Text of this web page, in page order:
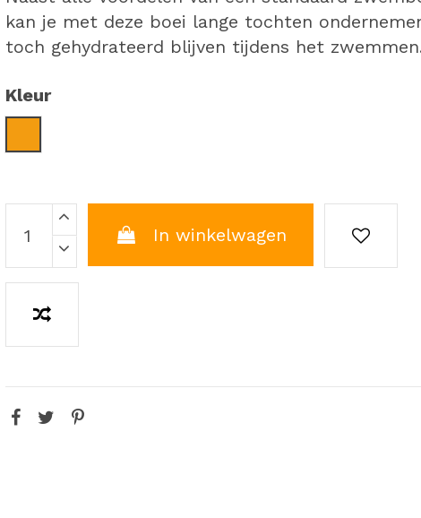
kan je met deze boei lange tochten
toch gehydrateerd blijven tijdens het
Kleur
In winkelwagen